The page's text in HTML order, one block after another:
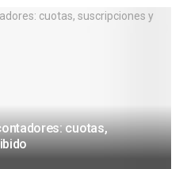
cuotas,